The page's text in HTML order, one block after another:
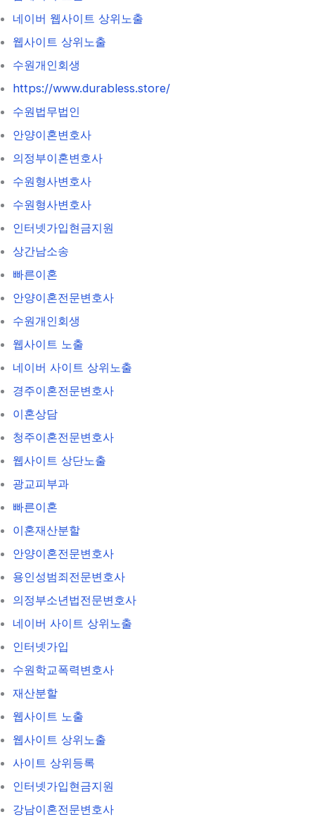
네이버 웹사이트 상위노출
웹사이트 상위노출
수원개인회생
https://www.durabless.store/
수원법무법인
안양이혼변호사
의정부이혼변호사
수원형사변호사
수원형사변호사
인터넷가입현금지원
상간남소송
빠른이혼
안양이혼전문변호사
수원개인회생
웹사이트 노출
네이버 사이트 상위노출
경주이혼전문변호사
이혼상담
청주이혼전문변호사
웹사이트 상단노출
광교피부과
빠른이혼
이혼재산분할
안양이혼전문변호사
용인성범죄전문변호사
의정부소년법전문변호사
네이버 사이트 상위노출
인터넷가입
수원학교폭력변호사
재산분할
웹사이트 노출
웹사이트 상위노출
사이트 상위등록
인터넷가입현금지원
강남이혼전문변호사